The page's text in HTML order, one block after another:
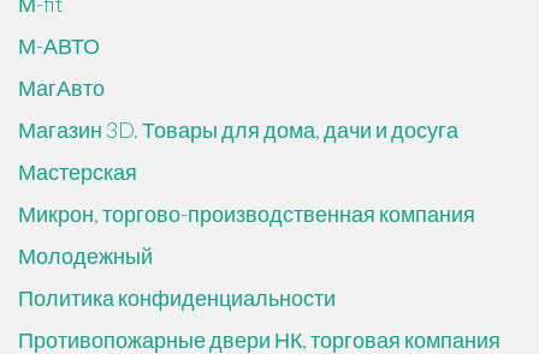
М-АВТО
МагАвто
Магазин 3D. Товары для дома, дачи и досуга
Мастерская
Микрон, торгово-производственная компания
Молодежный
Политика конфиденциальности
Противопожарные двери НК, торговая компания